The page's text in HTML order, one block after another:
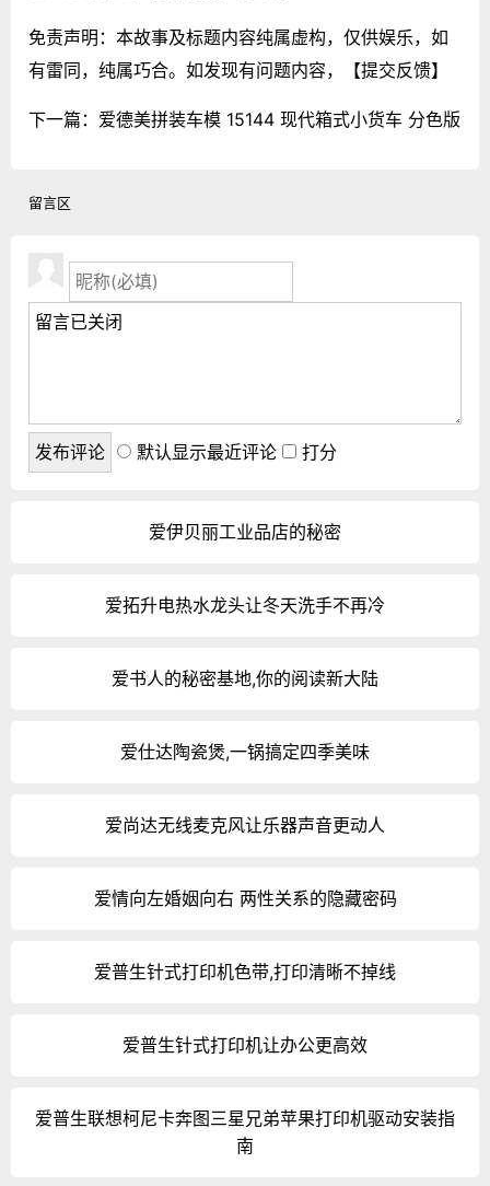
免责声明：本故事及标题内容纯属虚构，仅供娱乐，如
有雷同，纯属巧合。如发现有问题内容，
【提交反馈】
下一篇： 爱德美拼装车模 15144 现代箱式小货车 分色版
留言区
默认显示最近评论 打分
爱伊贝丽工业品店的秘密
爱拓升电热水龙头让冬天洗手不再冷
爱书人的秘密基地,你的阅读新大陆
爱仕达陶瓷煲,一锅搞定四季美味
爱尚达无线麦克风让乐器声音更动人
爱情向左婚姻向右 两性关系的隐藏密码
爱普生针式打印机色带,打印清晰不掉线
爱普生针式打印机让办公更高效
爱普生联想柯尼卡奔图三星兄弟苹果打印机驱动安装指
南